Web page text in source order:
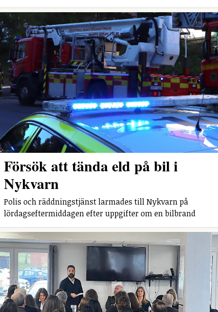
Försök att tända eld på bil i
Nykvarn
Polis och räddningstjänst larmades till Nykvarn på
lördagseftermiddagen efter uppgifter om en bilbrand